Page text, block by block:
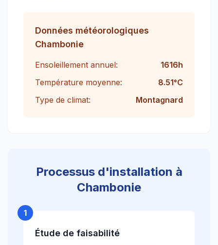
Données météorologiques
Chambonie
Ensoleillement annuel: 1616h
Température moyenne:
8.51°C
Type de climat:
Montagnard
Processus d'installation à
Chambonie
1
Étude de faisabilité